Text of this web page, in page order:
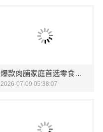
爆款肉脯家庭首选零食大明星
2026-07-09 05:38:07